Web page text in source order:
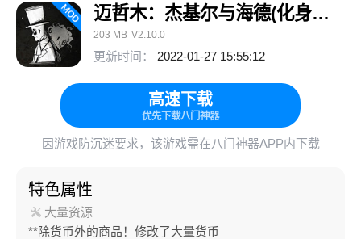
迈哲木：杰基尔与海德(化身博士)
203 MB V2.10.0
更新时间： 2022-01-27 15:55:12
高速下载
优先下载八门神器
因游戏防沉迷要求，该游戏需在八门神器APP内下载
特色属性
大量资源
**除货币外的商品！修改了大量货币